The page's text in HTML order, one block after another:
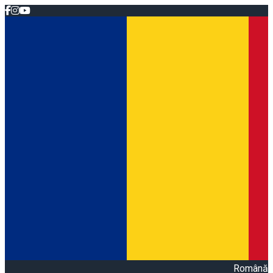
Română